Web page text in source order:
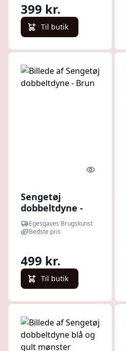
399 kr.
Til butik
Quick look
Sengetøj
dobbeltdyne -
Brun
Egesgaves Brugskunst
Bedste pris
499 kr.
Til butik